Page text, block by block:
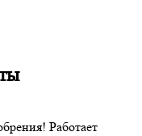
Работает